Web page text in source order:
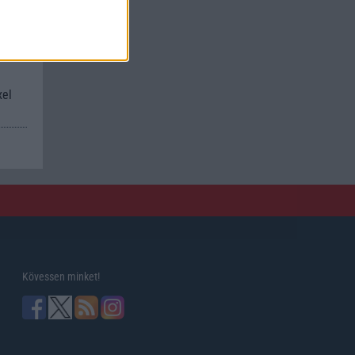
Kövessen minket!